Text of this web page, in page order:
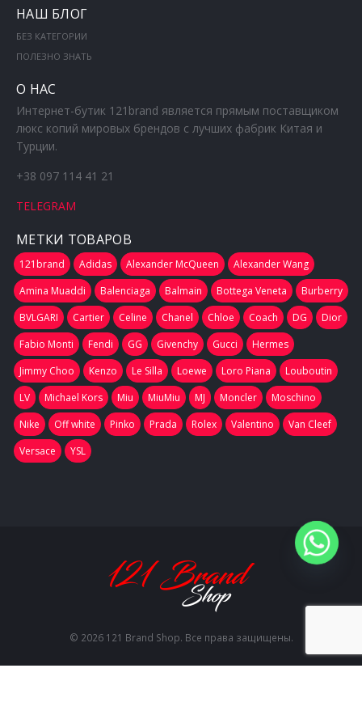
НАШ БЛОГ
БЕЗ КАТЕГОРИИ
ПОЛЕЗНО ЗНАТЬ
О НАС
Интернет-бутик 121brand является прямым поставщиком
люкс копий мировых брендов с лучших фабрик Китая и
Турции.
+38 097 114 41 21
TELEGRAM
МЕТКИ ТОВАРОВ
121brand Adidas Alexander McQueen
Alexander Wang
Amina Muaddi
Balenciaga Balmain Bottega Veneta
Burberry
BVLGARI
Cartier Celine Chanel Chloe Coach DG
Dior
Fabio Monti
Fendi GG Givenchy Gucci
Hermes
Jimmy Choo
Kenzo Le Silla Loewe Loro Piana
Louboutin
LV
Michael Kors Miu MiuMiu MJ Moncler
Moschino
Nike
Off white Pinko Prada Rolex Valentino
Van Cleef
Versace
YSL
© 2026 121 Brand Shop. Все права защищены.